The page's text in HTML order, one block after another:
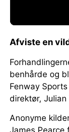
Afviste en
benhårde og
Fenway
direktør, Julian
Anonyme